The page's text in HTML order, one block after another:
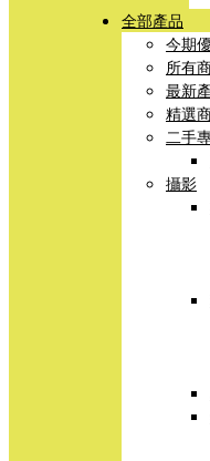
全部產品
今期
所有
最新
精選
二手
攝影